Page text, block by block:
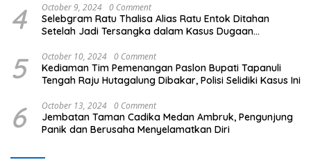
4 October 9, 2024 0 Comment
Selebgram Ratu Thalisa Alias Ratu Entok Ditahan
Setelah Jadi Tersangka dalam Kasus Dugaan
5 October 10, 2024 0 Comment
Kediaman Tim Pemenangan Paslon Bupati Tapanuli
Tengah Raju Hutagalung Dibakar, Polisi Selidiki Kasus Ini
6 October 13, 2024 0 Comment
Jembatan Taman Cadika Medan Ambruk, Pengunjung
Panik dan Berusaha Menyelamatkan Diri